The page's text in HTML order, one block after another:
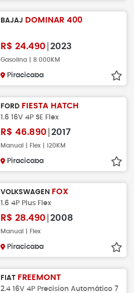
BAJAJ DOMINAR 400
R$ 24.490 2023
Gasolina | 8.000KM
Piracicaba
FORD FIESTA HATCH
1.6 16V 4P SE Flex
R$ 46.890 2017
Manual | Flex | 120KM
Piracicaba
VOLKSWAGEN FOX
1.6 4P Plus Flex
R$ 28.490 2008
Manual | Flex
Piracicaba
FIAT FREEMONT
2.4 16V 4P Precision Automático 7